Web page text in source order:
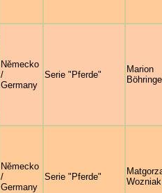
Německo
/
Germany
Serie "Pferde"
Marion
Německo
/
Germany
Serie "Pferde"
Wozniak